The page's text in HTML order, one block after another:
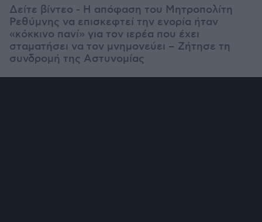
Δείτε βίντεο - Η απόφαση του Μητροπολίτη
Ρεθύμνης να επισκεφτεί την ενορία ήταν
«κόκκινο πανί» για τον ιερέα που έχει
σταματήσει να τον μνημονεύει – Ζήτησε τη
συνδρομή της Αστυνομίας